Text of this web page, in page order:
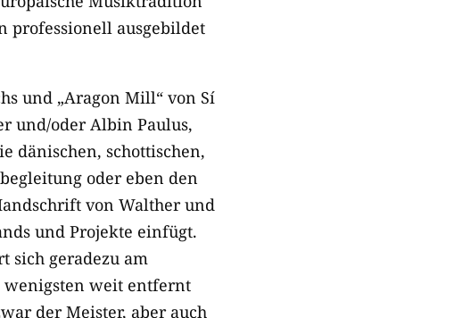
professionell ausgebildet
und „Aragon Mill“ von Sí
und/oder Albin Paulus,
dänischen, schottischen,
oder eben den
von Walther und
und Projekte einfügt.
sich geradezu am
wenigsten weit entfernt
der Meister, aber auch